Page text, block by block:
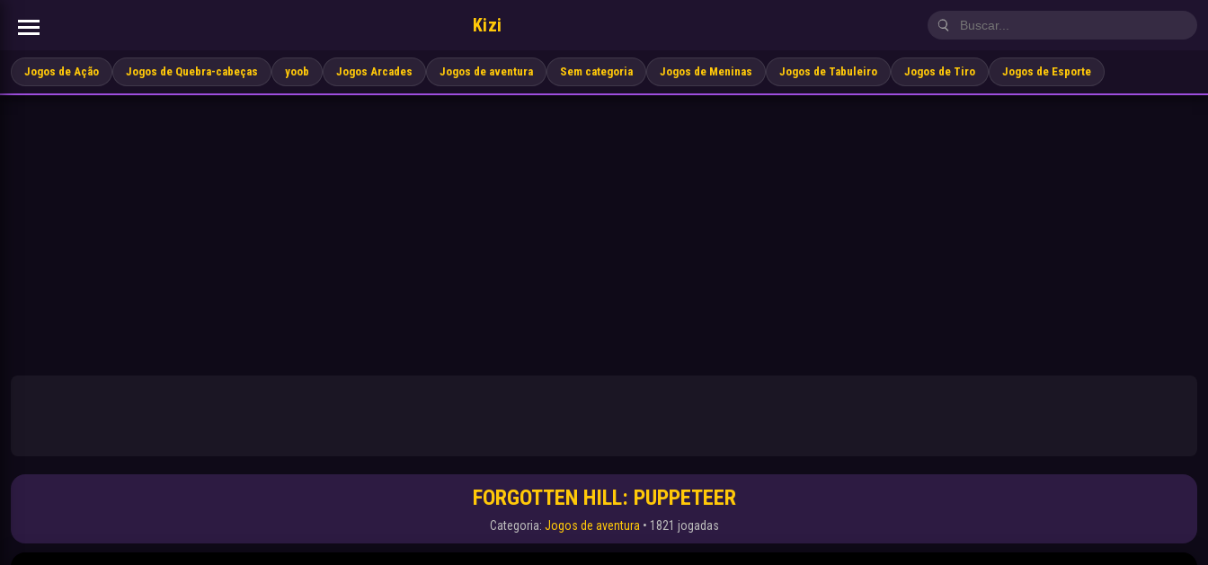
Kizi
Jogos de Ação Jogos de Quebra-cabeças yoob Jogos Arcades Jogos de aventura Sem categoria Jogos de Meninas Jogos de Tabuleiro Jogos de Tiro Jogos de Esporte
FORGOTTEN HILL: PUPPETEER
Categoria: Jogos de aventura • 1821 jogadas